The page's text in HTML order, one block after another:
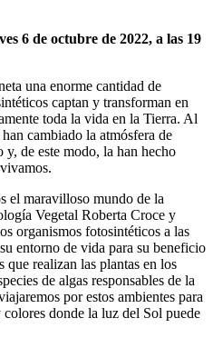
6 de octubre de 2022, a las 19
una enorme cantidad de
captan y transforman en
toda la vida en la Tierra. Al
cambiado la atmósfera de
de este modo, la han hecho
el maravilloso mundo de la
Vegetal Roberta Croce y
organismos fotosintéticos a las
entorno de vida para su beneficio
que realizan las plantas en los
de algas responsables de la
por estos ambientes para
donde la luz del Sol puede